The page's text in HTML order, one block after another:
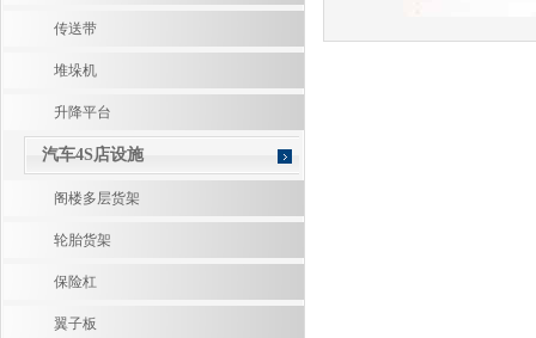
传送带
堆垛机
升降平台
汽车4S店设施
阁楼多层货架
轮胎货架
保险杠
翼子板